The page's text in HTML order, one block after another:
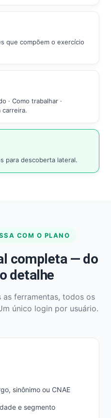
que compõem o exercício
· Como trabalhar ·
carreira.
para descoberta lateral.
COM O PLANO
completa — do
detalhe
ferramentas, todos os
único login por usuário.
sinônimo ou CNAE
e segmento